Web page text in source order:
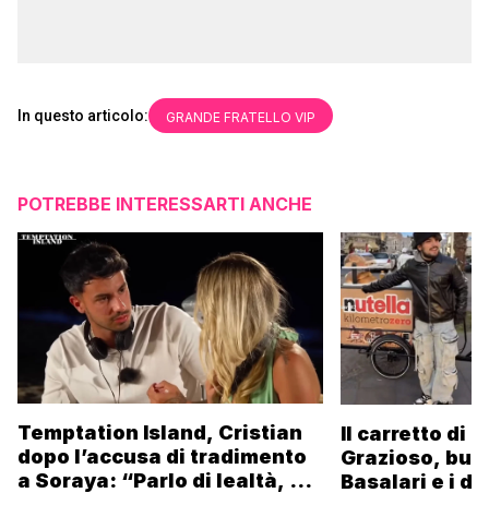
In questo articolo: GRANDE FRATELLO VIP
POTREBBE INTERESSARTI ANCHE
Temptation Island, Cristian
dopo l’accusa di tradimento
a Soraya: “Parlo di lealtà, ma
Il carretto di
Grazioso,
Basalari e i